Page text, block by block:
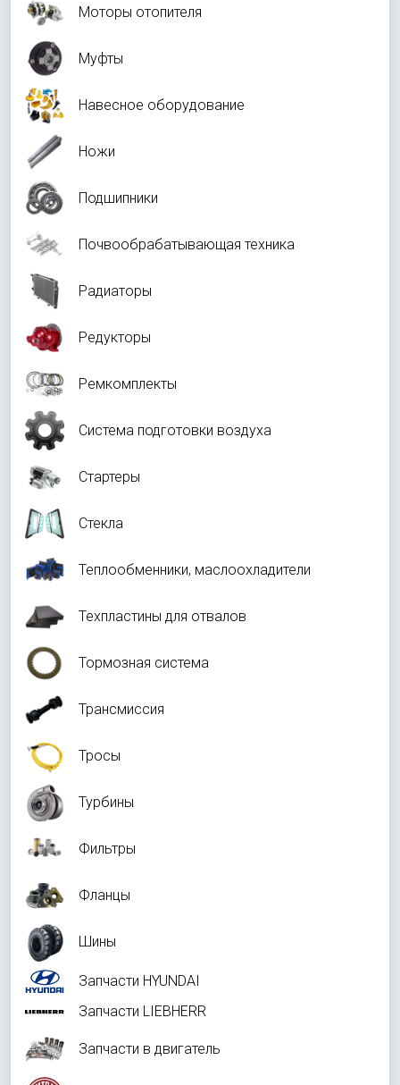
Моторы отопителя
Муфты
Навесное оборудование
Ножи
Подшипники
Почвообрабатывающая техника
Радиаторы
Редукторы
Ремкомплекты
Система подготовки воздуха
Стартеры
Стекла
Теплообменники, маслоохладители
Техпластины для отвалов
Тормозная система
Трансмиссия
Тросы
Турбины
Фильтры
Фланцы
Шины
Запчасти HYUNDAI
Запчасти LIEBHERR
Запчасти в двигатель